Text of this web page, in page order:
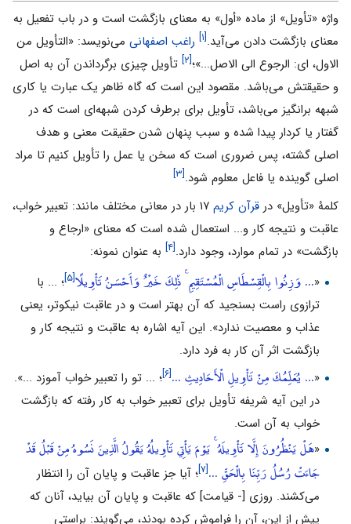
واژه «تأویل» از ماده «أول» به معناى بازگشت است و در باب تفعیل به
معناى بازگشت دادن مى‌آید.[۱] راغب اصفهانى مى‌نویسد: «التأویل من
الاول، اى: الرجوع الى الاصل...»؛[۲]
تأویل چیزى برگرداندن آن به اصل
و حقیقتش مى‌باشد. مقصود این است که گاه ظاهر یک عبارت یا کارى
شبهه برانگیز مى‌باشد، تأویل براى برطرف کردن شبهه‌اى است که در
گفتار یا کردار پیدا شده و سبب پنهان شدن حقیقت معنى و هدف
اصلى گشته، پس ضرورى است که سخن یا عمل را تأویل کنیم تا مراد
اصلى گوینده یا فاعل معلوم شود.[۳]
کلمۀ «تأویل» در قرآن کریم
۱۷ بار در معانی مختلف مانند: تعبیر خواب،
عاقبت و نتیجه کار و... استعمال شده است که معنای «ارجاع و
بازگشت» در تمام موارد، وجود دارد.[۴]
به عنوان نمونه:
«... وَزِنُوا بِالْقِسْطَاسِ الْمُسْتَقِيمِ ۚ ذَٰلِكَ خَيْرٌ وَأَحْسَنُ تَأْوِيلًا[۵] ؛ ... با
ترازوی راست بسنجید که آن بهتر است و در عاقبت نیکوتر، یعنی
عذاب و معصیت ندارد». این آیه اشاره به عاقبت و نتیجه کار و
بازگشت اثر آن کار به فرد دارد.
«... يُعَلِّمُكَ مِنْ تَأْوِيلِ الْأَحَادِيثِ ...[۶] ؛ ... تو را تعبیر خواب آموزد ...».
در این آیه شریفه تأویل برای تعبیر خواب به کار رفته که بازگشت
خواب به آن است.
«هَلْ يَنْظُرُونَ إِلَّا تَأْوِيلَهُ ۚ يَوْمَ يَأْتِي تَأْوِيلُهُ يَقُولُ الَّذِينَ نَسُوهُ مِنْ قَبْلُ قَدْ
جَاءَتْ رُسُلُ رَبِّنَا بِالْحَقِّ ...[۷] ؛ آیا جز عاقبت و پایان آن را انتظار
مى‌کشند. روزى [- قیامت] که عاقبت و پایان آن بیاید، آنان که
پیش از این، آن را فراموش کرده بودند، مى‌گویند: براستى